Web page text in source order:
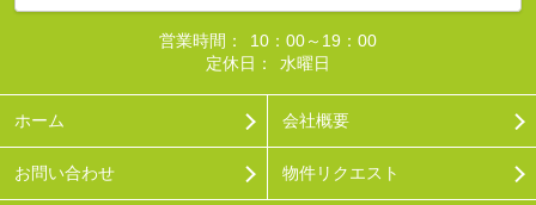
営業時間：
10：00～19：00
定休日：
水曜日
ホーム 会社概要
お問い合わせ 物件リクエスト